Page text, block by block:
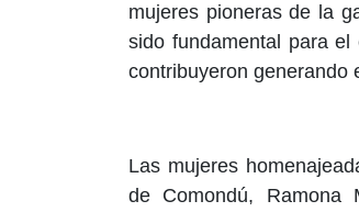
mujeres pioneras de la
sido fundamental para
contribuyeron generando
Las mujeres
de Comondú, Ramona